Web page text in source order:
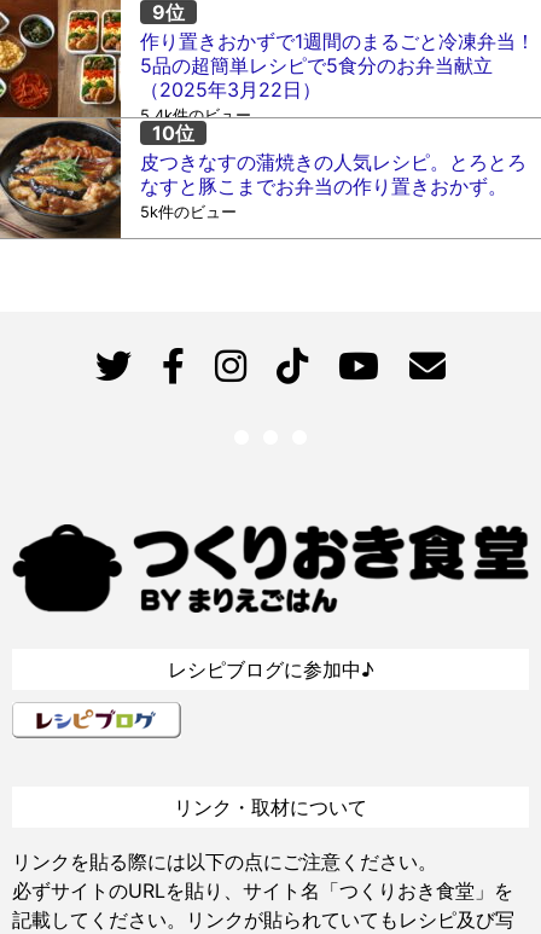
作り置きおかずで1週間のまるごと冷凍弁当！
5品の超簡単レシピで5食分のお弁当献立
（2025年3月22日）
5.4k件のビュー
皮つきなすの蒲焼きの人気レシピ。とろとろ
なすと豚こまでお弁当の作り置きおかず。
5k件のビュー
レシピブログに参加中♪
リンク・取材について
リンクを貼る際には以下の点にご注意ください。
必ずサイトのURLを貼り、サイト名「つくりおき食堂」を
記載してください。リンクが貼られていてもレシピ及び写